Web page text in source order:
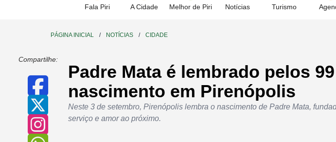
Fala Piri A Cidade Melhor de Piri Notícias Turismo
PÁGINA INICIAL / NOTÍCIAS / CIDADE
Compartilhe:
Padre Mata é lembrado pelos
nascimento em Pirenópolis
Neste 3 de setembro, Pirenópolis lembra o nascimento de Padre Mata,
serviço e amor ao próximo.